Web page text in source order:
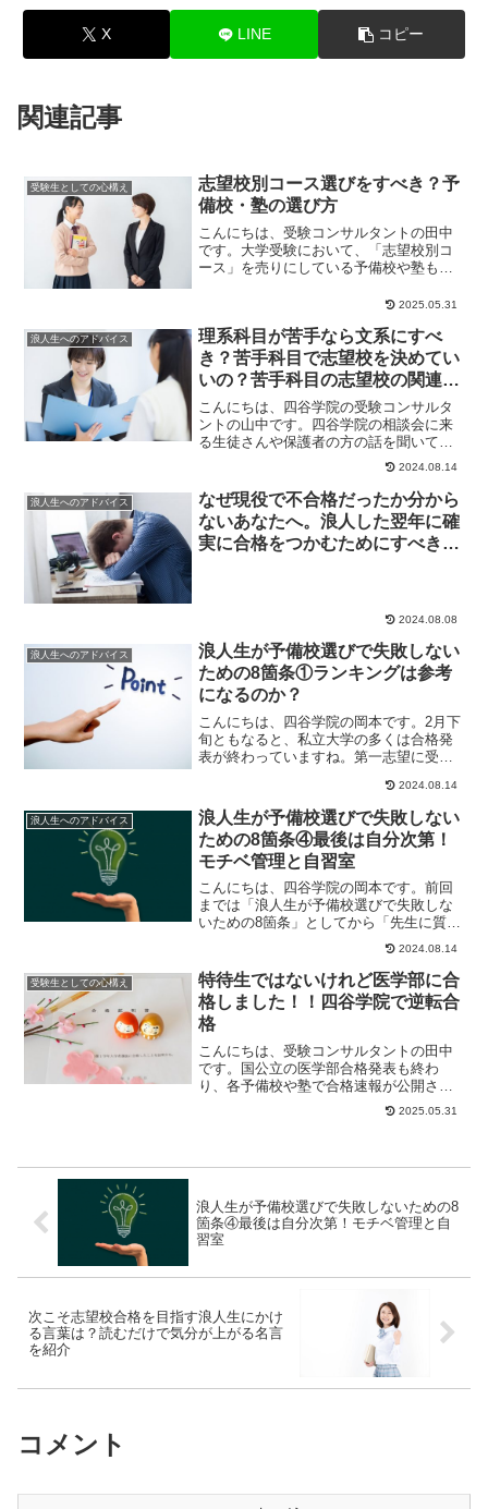
X LINE コピー
関連記事
受験生としての心構え
志望校別コース選びをすべき？予
備校・塾の選び方
こんにちは、受験コンサルタントの田中
です。大学受験において、「志望校別コ
ース」を売りにしている予備校や塾もあ
2025.05.31
浪人生へのアドバイス
理系科目が苦手なら文系にすべ
き？苦手科目で志望校を決めてい
いの？苦手科目の志望校の関連性
について解説
こんにちは、四谷学院の受験コンサルタ
ントの山中です。四谷学院の相談会に来
る生徒さんや保護者の方の話を聞いてい
ると、「理科は得意じゃないから文系に
2024.08.14
浪人生へのアドバイス
なぜ現役で不合格だったか分から
ないあなたへ。浪人した翌年に確
実に合格をつかむためにすべきこ
2024.08.08
浪人生へのアドバイス
浪人生が予備校選びで失敗しない
ための8箇条①ランキングは参考
になるのか？
こんにちは、四谷学院の岡本です。2月下
旬ともなると、私立大学の多くは合格発
表が終わっていますね。第一志望に受か
2024.08.14
浪人生へのアドバイス
浪人生が予備校選びで失敗しない
ための8箇条④最後は自分次第！
モチベ管理と自習室
こんにちは、四谷学院の岡本です。前回
までは「浪人生が予備校選びで失敗しな
いための8箇条」としてから「先生に質問
しやすいか」・「自分の足りないところ
2024.08.14
受験生としての心構え
特待生ではないけれど医学部に合
格しました！！四谷学院で逆転合
格
こんにちは、受験コンサルタントの田中
です。国公立の医学部合格発表も終わ
り、各予備校や塾で合格速報が公開され
ました。そんな中、「四谷学院から医学
2025.05.31
浪人生が予備校選びで失敗しないための8
箇条④最後は自分次第！モチベ管理と自
習室
次こそ志望校合格を目指す浪人生にかけ
る言葉は？読むだけで気分が上がる名言
を紹介
コメント